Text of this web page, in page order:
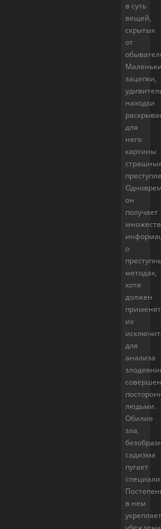
в суть
вещей,
скрытых
от
зацепки,
находки
для
него
картины
страшных
он
получает
о
методах,
хотя
должен
их
для
анализа
людьми.
Обилие
зла,
садизма
пугает
в нем